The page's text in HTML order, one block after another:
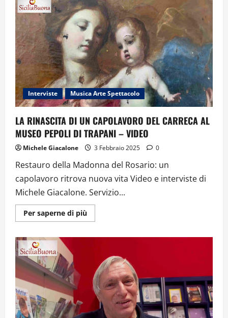
OSPITE
DI
“DONNE
ALLO
SPECCHIO”
Interviste Musica Arte Spettacolo
LA RINASCITA DI UN CAPOLAVORO DEL CARRECA AL
MUSEO PEPOLI DI TRAPANI – VIDEO
Michele Giacalone 3 Febbraio 2025 0
Restauro della Madonna del Rosario: un
capolavoro ritrova nuova vita Video e interviste di
Michele Giacalone. Servizio...
Per saperne di piùUlteriori
informazioni
CAPOLAVORO
DEL
CARRECA
AL
MUSEO
PEPOLI
DI
TRAPANI